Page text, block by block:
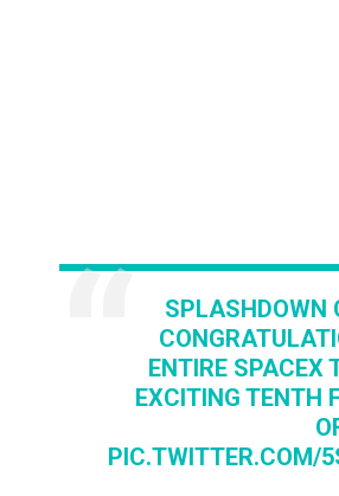
SPLASHDOWN
ENTIRE SPACEX
EXCITING TENTH
PIC.TWITTER.COM/